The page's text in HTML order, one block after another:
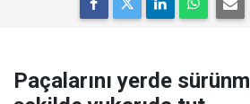
Paçalarını yerde